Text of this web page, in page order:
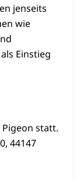
jenseits
wie
Einstieg
statt.
44147